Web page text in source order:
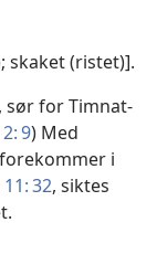
skaket (ristet)].
sør for Timnat-
9) Med
forekommer i
32, siktes